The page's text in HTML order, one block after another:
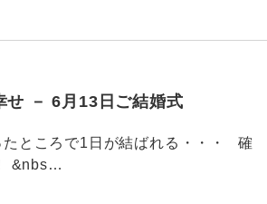
せ － 6月13日ご結婚式
ところで1日が結ばれる・・・ 確
&nbs…